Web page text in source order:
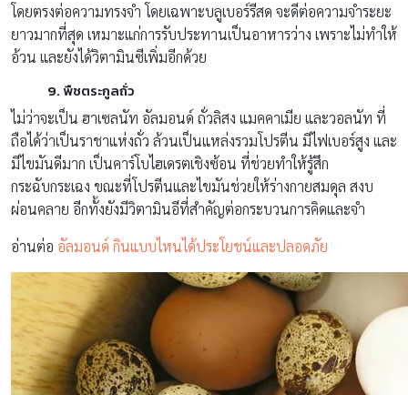
โดยตรงต่อความทรงจำ โดยเฉพาะบลูเบอร์รีสด จะดีต่อความจำระยะ
ยาวมากที่สุด เหมาะแก่การรับประทานเป็นอาหารว่าง เพราะไม่ทำให้
อ้วน และยังได้วิตามินซีเพิ่มอีกด้วย
9. พืชตระกูลถั่ว
ไม่ว่าจะเป็น ฮาเซลนัท อัลมอนด์ ถั่วลิสง แมคคาเมีย และวอลนัท ที่
ถือได้ว่าเป็นราชาแห่งถั่ว ล้วนเป็นแหล่งรวมโปรตีน มีไฟเบอร์สูง และ
มีไขมันดีมาก เป็นคาร์โบไฮเดรตเชิงซ้อน ที่ช่วยทำให้รู้สึก
กระฉับกระเฉง ขณะที่โปรตีนและไขมันช่วยให้ร่างกายสมดุล สงบ
ผ่อนคลาย อีกทั้งยังมีวิตามินอีที่สำคัญต่อกระบวนการคิดและจำ
อ่านต่อ อัลมอนด์ กินแบบไหนได้ประโยชน์และปลอดภัย